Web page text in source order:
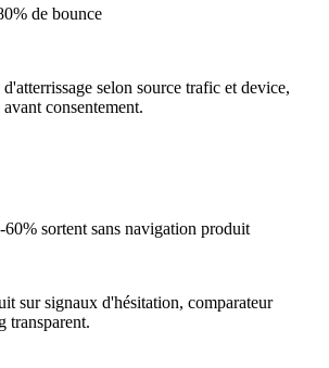
de bounce
selon source trafic et device,
consentement.
60% sortent sans navigation produit
sur signaux d'hésitation, comparateur
transparent.